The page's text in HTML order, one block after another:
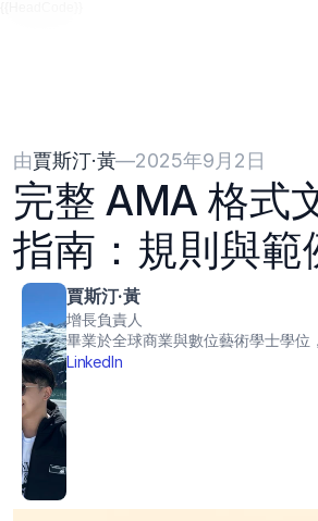
由賈斯汀·黃—2025年9月2日
完整 AMA 格式
指南：規則與範
賈斯汀·黃
增長負責人
畢業於全球商業與數位藝術學士學位
LinkedIn